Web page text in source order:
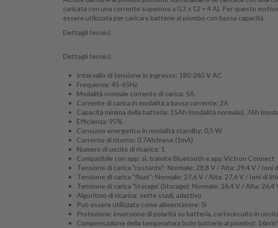
caricata con una corrente superiore a 0,3 x 12 = 4 A). Per questo
essere utilizzata per caricare batterie al piombo con bassa capacità.
Dettagli tecnici:
Dettagli tecnici:
Intervallo di tensione in ingresso: 180-265 V AC
Frequenza: 45-65Hz
Modalità normale corrente di carica: 5A
Corrente di carica in modalità a bassa corrente: 2A
Capacità minima della batteria: 15Ah (modalità normale), 7Ah
Efficienza: 95%
Consumo energetico in modalità standby: 0,5 W
Corrente di ritorno: 0.7Ah/mese (1mA)
Numero di uscite di ricarica: 1
Compatibile con app: sì, tramite Bluetooth e app Victron Connect
Tensione di carica "costante": Normale: 28,8 V / Alta: 29,4 V / Ioni
Tensione di carica "float": Normale: 27,6 V / Alta: 27,6 V / Ioni di
Tensione di carica 'Storage' (Storage): Normale: 26,4 V / Alta: 26,4
Algoritmo di ricarica: sette stadi, adattivo
Può essere utilizzato come alimentatore: Sì
Protezione: inversione di polarità su batteria, cortocircuito in
Compensazione della temperatura (solo batterie al piombo):